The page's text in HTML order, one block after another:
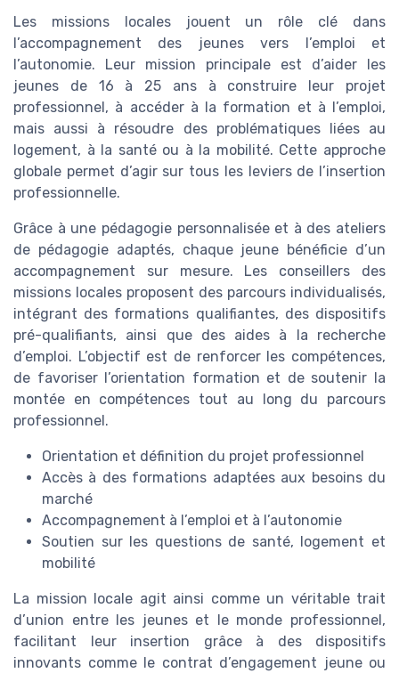
Les missions locales jouent un rôle clé dans
l’accompagnement des jeunes vers l’emploi et
l’autonomie. Leur mission principale est d’aider les
jeunes de 16 à 25 ans à construire leur projet
professionnel, à accéder à la formation et à l’emploi,
mais aussi à résoudre des problématiques liées au
logement, à la santé ou à la mobilité. Cette approche
globale permet d’agir sur tous les leviers de l’insertion
professionnelle.
Grâce à une pédagogie personnalisée et à des ateliers
de pédagogie adaptés, chaque jeune bénéficie d’un
accompagnement sur mesure. Les conseillers des
missions locales proposent des parcours individualisés,
intégrant des formations qualifiantes, des dispositifs
pré-qualifiants, ainsi que des aides à la recherche
d’emploi. L’objectif est de renforcer les compétences,
de favoriser l’orientation formation et de soutenir la
montée en compétences tout au long du parcours
professionnel.
Orientation et définition du projet professionnel
Accès à des formations adaptées aux besoins du
marché
Accompagnement à l’emploi et à l’autonomie
Soutien sur les questions de santé, logement et
mobilité
La mission locale agit ainsi comme un véritable trait
d’union entre les jeunes et le monde professionnel,
facilitant leur insertion grâce à des dispositifs
innovants comme le contrat d’engagement jeune ou